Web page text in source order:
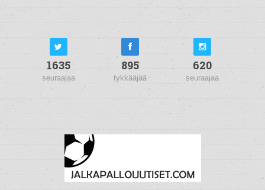
1635
seuraajaa
895
tykkääjää
620
seuraajaa